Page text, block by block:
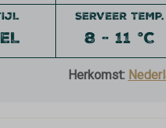
SERVEER TEMP.
8 - 11 °C
Herkomst: